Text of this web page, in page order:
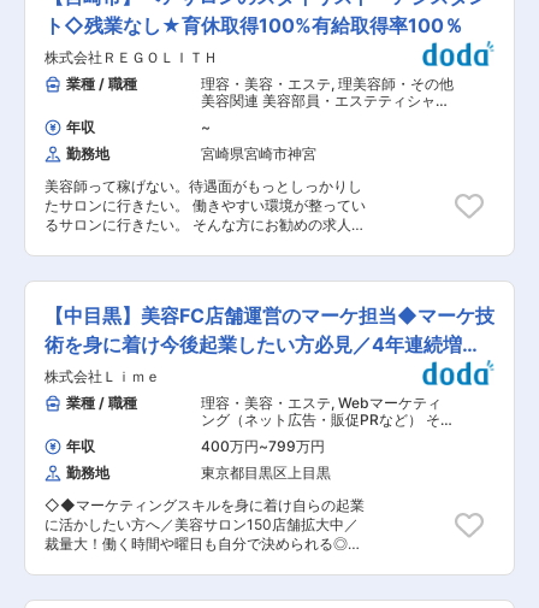
で、長期的にキャリア形成ができます。 変更の範
囲：会社の定める業務
動画チームとの連携を通じて、LPや広告クリエイ
ティブを統合的に仕上げる ・LPや広告バナーの
制作ディレクション ・クリエイターチームの統括
および進行管理 ・セールスコピーライティングを
用いた広告制作 4. レポーター・ファシリテータ
ー 現場の熱量をマーケティングに活かすべく、
YouTubeやイベントでの進行役 ・著名な講師の魅
力を引き出すインタビュアー業務 ・40代から60
代の女性顧客に向けた、価値を届ける「橋渡し
役」 変更の範囲：会社の定める業務
用まで対応できるのが魅力です。求職者様の対応
は別担当がいるため計画・改善に集中できます。
当社は国内外250院以上を展開する湘南美容クリ
ニックを中心に、美容外科・皮膚科・審美歯科な
ど多岐にわたる医療サービスを提供しており職種
も様々です。 ■業務詳細： 担当職種を決め、下
記のような採用業務一連をお任せいたします。経
験が浅い業務については現場社員がサポートいた
します。 ・採用計画の立案（採用単価・経路分
析） ・母集団形成（求人媒体／自社サイト／DR
／リファラルなど） ・面接、選考対応、内定者フ
ォロー ・会社説明会や採用イベントの企画・運営
・採用手法の検討／効果測定 ・媒体社・エージェ
す。職種を変更することで様々な経験を身につけ
ることが可能であり、成長フェーズの当社では新
しい職種の採用も始まるため成長機会も多い部署
です。また職種ごとに対応していることもあり、
スピード感をもって改善することができる環境で
す。そのほか社内ではジョブローテーション制度
ありや人事領域全体へのキャリア展開も可能で
す。 ■組織構成： 配属の採用部は約30名体制。
新卒採用16名・中途採用11名・採用広報3名で構
成され、職種ごとに分担しながら一気通貫で対応
しています。入社いただく方には中核メンバーと
して活躍いただき、将来的には組織をけん引いた
だく存在として期待しています。 ■就業環境：
率80％以上とON/OFFメリハリをつけて就業が可
能な環境です。また、毎月平均10日ほどの公休が
ト◇残業なし★育休取得100%有給取得率100％
株式会社ＲＥＧＯＬＩＴＨ
業種 / 職種
理容・美容・エステ, 理美容師・その他
美容関連 美容部員・エステティシャ
年収
~
勤務地
宮崎県宮崎市神宮
美容師って稼げない。待遇面がもっとしっかりし
たサロンに行きたい。 働きやすい環境が整ってい
るサロンに行きたい。 そんな方にお勧めの求人で
万円 ＜3年目月収例:74万円＞月給25万円＋指名
30万円＋フリー3万円＋特別インセン16万 基本給
とは別に歩合が合算されます10〜30％ 例)給与実
績・社員の方： 月収 515,269円〜773,558円 ラン
キングにて毎月MVPへ報奨金あり ■仕事内容 ・
ヘアサロンでのスタイリスト・アシスタント業務
をお任せします。 ★唯一の方針は『縛らないこ
と』 他サロンからの転職者が多い弊社、スタッフ
それぞれの経験があるのでやり方はお任せ。常識
にとらわれることなく、自由に働けます。 ■組織
構成 20代〜40代の社員が幅広く在籍していま
す。 ■企業の魅力 宮崎市を中心に県内11店舗を
展開する地場最大級のヘアサロングループで、
2022年に創立10周年を迎えた成長企業！“仕事の
価値に見合った給与”や一般企業並みの社会保
険・産育休、長期休暇制度を完備し、子育て・時
【中目黒】美容FC店舗運営のマーケ担当◆マーケ技
術を身に着け今後起業したい方必見／4年連続増収
増益
株式会社Ｌｉｍｅ
業種 / 職種
理容・美容・エステ, Webマーケティ
ング（ネット広告・販促PRなど） その
他マーケティング・商品企画・広告宣
伝
年収 400万円~799万円
勤務地
東京都目黒区上目黒
◇◆マーケティングスキルを身に着け自らの起業
に活かしたい方へ／美容サロン150店舗拡大中／
裁量大！働く時間や曜日も自分で決められる◎／
ーケティング立ち上げをお任せします。 当社のマ